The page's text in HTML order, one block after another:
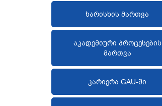
ხარისხის მართვა
აკადემიური პროცესების
მართვა
კარიერა GAU-ში